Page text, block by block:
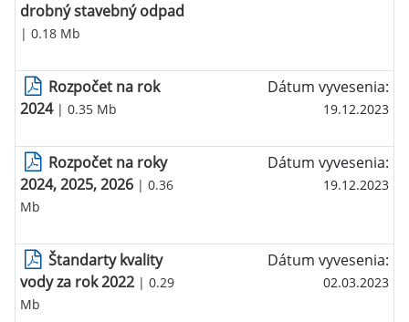
drobný stavebný odpad
| 0.18 Mb
Rozpočet na rok
2024| 0.35 Mb
Dátum vyvesenia:
19.12.2023
Rozpočet na roky
2024, 2025, 2026 | 0.36
Mb
Dátum vyvesenia:
19.12.2023
Štandarty kvality
vody za rok 2022 | 0.29
Mb
Dátum vyvesenia:
02.03.2023